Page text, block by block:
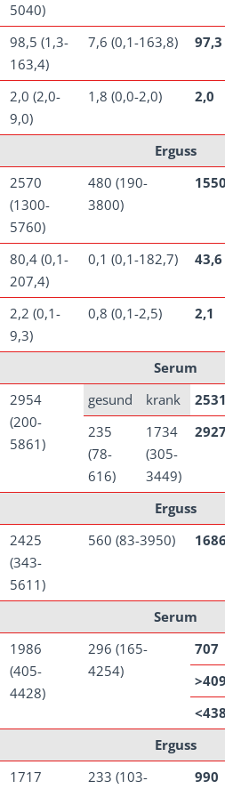
5040)
98,5 (1,3-
163,4)
7,6 (0,1-163,8) 97,3
2,0 (2,0-
9,0)
1,8 (0,0-2,0) 2,0
Erguss
2570
(1300-
5760)
480 (190-
3800)
80,4 (0,1-
207,4)
0,1 (0,1-182,7) 43,6
2,2 (0,1-
9,3)
0,8 (0,1-2,5) 2,1
Serum
2954
(200-
5861)
gesund krank
235
(78-
616)
1734
(305-
3449)
Erguss
2425
(343-
5611)
560 (83-3950)
Serum
1986
(405-
4428)
296 (165-
4254)
707
Erguss
1717
233 (103-
990